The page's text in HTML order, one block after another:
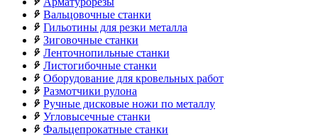
Вальцовочные станки
Гильотины для резки металла
Зиговочные станки
Ленточнопильные станки
Листогибочные станки
Оборудование для кровельных работ
Размотчики рулона
Ручные дисковые ножи по металлу
Угловысечные станки
Фальцепрокатные станки